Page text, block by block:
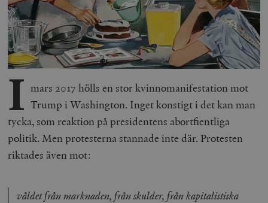
I mars 2017 hölls en stor kvinnomanifestation mot
Trump i Washington. Inget konstigt i det kan man
tycka, som reaktion på presidentens abortfientliga
politik. Men protesterna stannade inte där. Protesten
riktades även mot:
våldet från marknaden, från skulder, från kapitalistiska